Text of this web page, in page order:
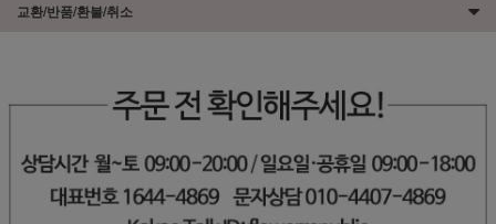
교환/반품/환불/취소